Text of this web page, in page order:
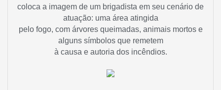
coloca a imagem de um brigadista em seu cenário de
atuação: uma área atingida
pelo fogo, com árvores queimadas, animais mortos e
alguns símbolos que remetem
à causa e autoria dos incêndios.